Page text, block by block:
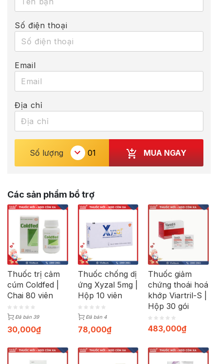
Số điện thoại
Email
Địa chỉ
Số lượng MUA NGAY
Các sản phẩm bổ trợ
Thuốc trị cảm
cúm Coldfed |
Chai 80 viên
Đã bán 39
30,000₫
Thuốc chống dị
ứng Xyzal 5mg |
Hộp 10 viên
Đã bán 4
78,000₫
Thuốc giảm
chứng thoái hoá
khớp Viartril-S |
Hộp 30 gói
483,000₫